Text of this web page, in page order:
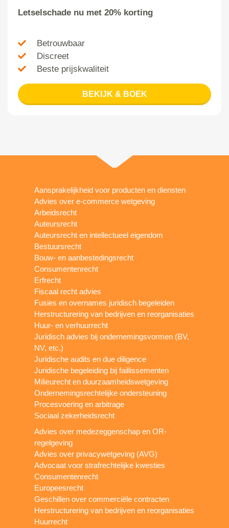
Letselschade nu met 20% korting
Betrouwbaar
Discreet
Beste prijskwaliteit
BEKIJK & BOEK
Aansprakelijkheid voor producten en diensten
Advies over e-commerce wetgeving
Arbeidsrecht
Auteursrecht
Auteursrecht en intellectueel eigendom
Bestuursrecht
Bouw- en aanbestedingsrecht
Consumentenrecht
Erfrecht
Fiscaal recht advies
Fusies en overnames juridisch begeleiden
Herstructurering van bedrijven en reorganisaties
Huur- en verhuurrecht
Juridisch advies bij ondernemingsvormen (BV,
NV, etc.)
Juridische audits en due diligence
Juridische begeleiding bij faillissementen
Milieurecht en duurzaamheidswetgeving
Ondernemingsrechtelijke ondersteuning
Procesvoering en arbitrage
Sociaal zekerheidsrecht
Advies over medezeggenschap en OR-
regelgeving
Advies over privacywetgeving (AVG)
Advocaat voor strafrechtelijke kwesties
Consumentenrecht
Europeesrecht
Geschillen over commerciële contracten
Herstructurering van bedrijven en reorganisaties
Huurrecht